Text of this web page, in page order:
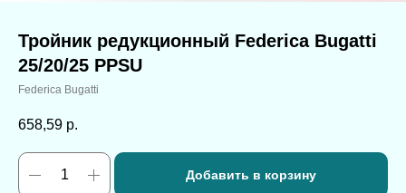
Тройник редукционный Federica Bugatti
25/20/25 PPSU
Federica Bugatti
658,59 р.
Добавить в корзину